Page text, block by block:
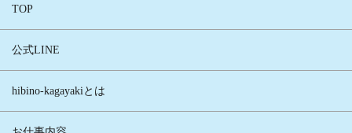
TOP
公式LINE
hibino-kagayakiとは